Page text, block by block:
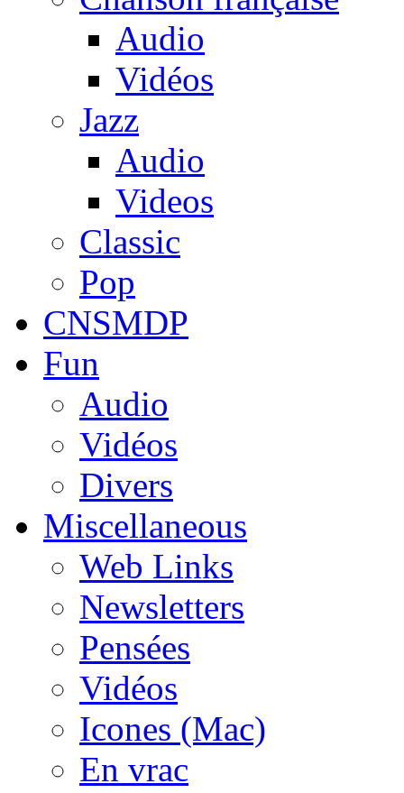
Audio
Vidéos
Jazz
Audio
Videos
Classic
Pop
CNSMDP
Fun
Audio
Vidéos
Divers
Miscellaneous
Web Links
Newsletters
Pensées
Vidéos
Icones (Mac)
En vrac